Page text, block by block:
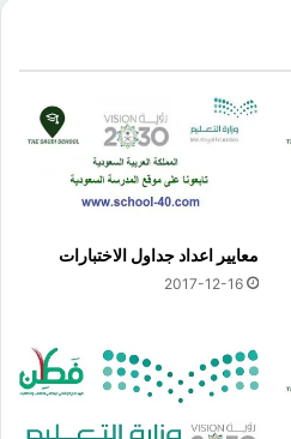
معايير اعداد جداول الاختبارات
2017-12-16